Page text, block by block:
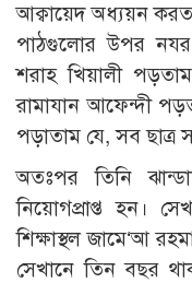
আক্বায়েদ অধ্যয়ন
পাঠগুলোর উপর নযর
শরাহ খিয়ালী
রামাযান আফেন্দী
পড়াতাম যে, সব ছাত্র
অতঃপর তিনি
নিয়োগপ্রাপ্ত হন।
শিক্ষাস্থল জামে‘আ
সেখানে তিন বছর